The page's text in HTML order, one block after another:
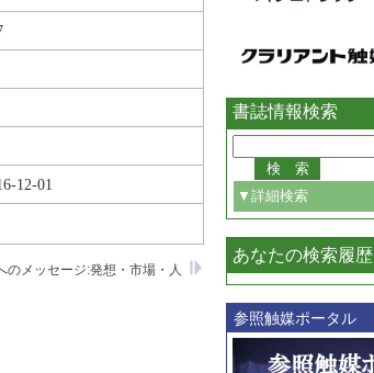
12-01
のメッセージ:発想・市場・人
書誌情報検索
▼詳細検索
巻・号指定
巻
号
あなたの検索履歴
参照触媒ポータル